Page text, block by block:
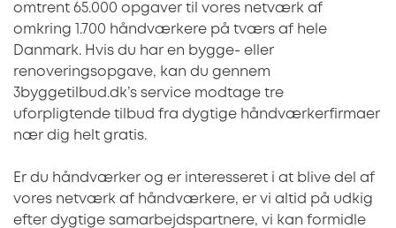
omtrent 65.000 opgaver til vores netværk af
omkring 1.700 håndværkere på tværs af hele
Danmark. Hvis du har en bygge- eller
renoveringsopgave, kan du gennem
3byggetilbud.dk’s service modtage tre
uforpligtende tilbud fra dygtige håndværkerfirmaer
nær dig helt gratis.
Er du håndværker og er interesseret i at blive del af
vores netværk af håndværkere, er vi altid på udkig
efter dygtige samarbejdspartnere, vi kan formidle